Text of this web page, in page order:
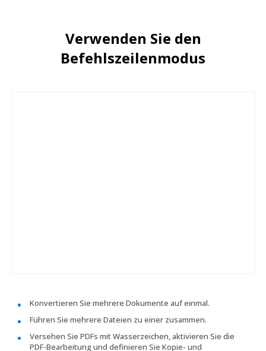
Verwenden Sie den
Befehlszeilenmodus
Konvertieren Sie mehrere Dokumente auf einmal.
Führen Sie mehrere Dateien zu einer zusammen.
Versehen Sie PDFs mit Wasserzeichen, aktivieren Sie die
PDF-Bearbeitung und definieren Sie Kopie- und